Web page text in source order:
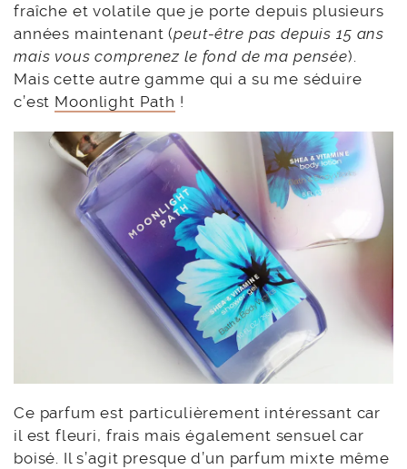
fraîche et volatile que je porte depuis plusieurs
années maintenant (peut-être pas depuis 15 ans
mais vous comprenez le fond de ma pensée).
Mais cette autre gamme qui a su me séduire
c’est Moonlight Path !
Ce parfum est particulièrement intéressant car
il est fleuri, frais mais également sensuel car
boisé. Il s’agit presque d’un parfum mixte même